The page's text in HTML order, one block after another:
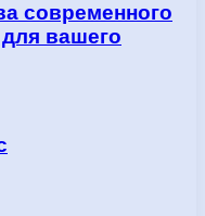
современного
вашего